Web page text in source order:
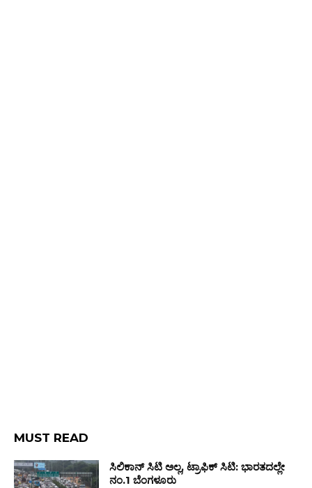
MUST READ
ಸಿಲಿಕಾನ್ ಸಿಟಿ ಅಲ್ಲ, ಟ್ರಾಫಿಕ್ ಸಿಟಿ: ಭಾರತದಲ್ಲೇ
ನಂ.1 ಬೆಂಗಳೂರು